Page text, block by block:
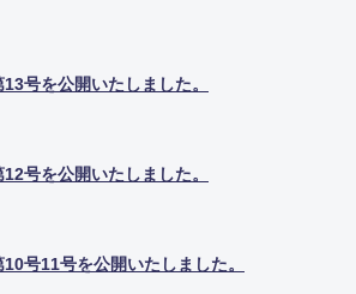
号を公開いたしました。
号を公開いたしました。
号11号を公開いたしました。